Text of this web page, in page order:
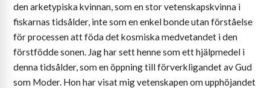
den arketypiska kvinnan, som en stor vetenskapskvinna i
fiskarnas tidsålder, inte som en enkel bonde utan förståelse
för processen att föda det kosmiska medvetandet i den
förstfödde sonen. Jag har sett henne som ett hjälpmedel i
denna tidsålder, som en öppning till förverkligandet av Gud
som Moder. Hon har visat mig vetenskapen om upphöjandet